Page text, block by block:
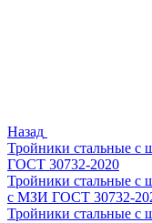
Назад
Тройники стальные
ГОСТ 30732-2020
Тройники стальные
с МЗИ ГОСТ 30732-
Тройники стальные